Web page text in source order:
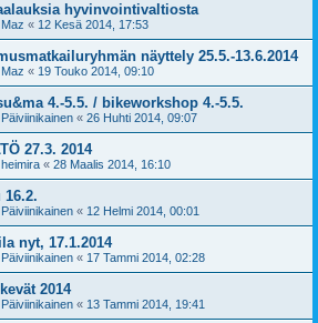
hyvinvointivaltiosta
Maz « 12 Kesä 2014, 17:53
näyttely 25.5.-13.6.2014
Maz « 19 Touko 2014, 09:10
4.-5.5. / bikeworkshop 4.-5.5.
Päiviinikainen « 26 Huhti 2014, 09:07
27.3. 2014
heimira « 28 Maalis 2014, 16:10
Päiviinikainen « 12 Helmi 2014, 00:01
nyt, 17.1.2014
Päiviinikainen « 17 Tammi 2014, 02:28
2014
Päiviinikainen « 13 Tammi 2014, 19:41